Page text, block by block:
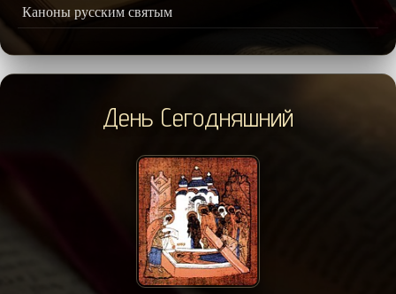
Каноны русским святым
День Сегодняшний